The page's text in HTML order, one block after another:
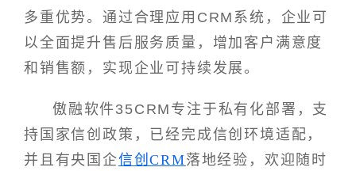
多重优势。通过合理应用CRM系统，企业可
以全面提升售后服务质量，增加客户满意度
和销售额，实现企业可持续发展。
傲融软件35CRM专注于私有化部署，支
持国家信创政策，已经完成信创环境适配，
并且有央国企信创CRM落地经验，欢迎随时